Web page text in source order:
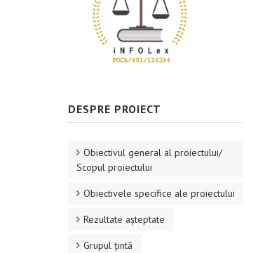
DESPRE PROIECT
Obiectivul general al proiectului/
Scopul proiectului
Obiectivele specifice ale proiectului
Rezultate aşteptate
Grupul ţintă